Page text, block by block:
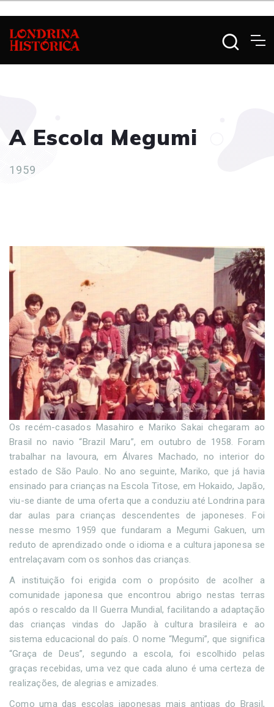
A Escola Megumi
1959
Os recém-casados Masahiro e Mariko Sakai chegaram ao
Brasil no navio “Brazil Maru”, em outubro de 1958. Foram
trabalhar na lavoura, em Álvares Machado, no interior do
estado de São Paulo. No ano seguinte, Mariko, que já havia
ensinado para crianças na Escola Titose, em Hokaido, Japão,
viu-se diante de uma oferta que a conduziu até Londrina para
dar aulas para crianças descendentes de japoneses. Foi
nesse mesmo 1959 que fundaram a Megumi Gakuen, um
reduto de aprendizado onde o idioma e a cultura japonesa se
entrelaçavam com os sonhos das crianças.
A instituição foi erigida com o propósito de acolher a
comunidade japonesa que encontrou abrigo nestas terras
após o rescaldo da II Guerra Mundial, facilitando a adaptação
das crianças vindas do Japão à cultura brasileira e ao
sistema educacional do país. O nome “Megumi”, que significa
“Graça de Deus”, segundo a escola, foi escolhido pelas
graças recebidas, uma vez que cada aluno é uma certeza de
realizações, de alegrias e amizades.
Como uma das escolas japonesas mais antigas do Brasil,